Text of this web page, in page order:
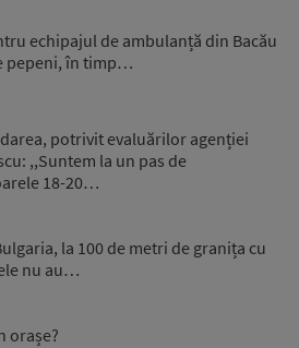
echipajul de ambulanță din Bacău
pepeni, în timp…
potrivit evaluărilor agenției
,,Suntem la un pas de
18-20…
la 100 de metri de granița cu
nu au…
orașe?